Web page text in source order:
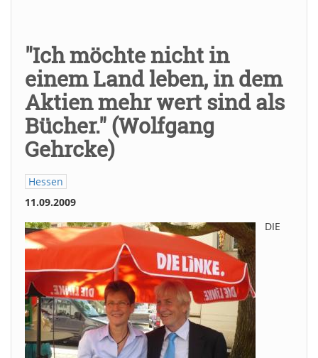
"Ich möchte nicht in
einem Land leben, in dem
Aktien mehr wert sind als
Bücher." (Wolfgang
Gehrcke)
Hessen
11.09.2009
DIE